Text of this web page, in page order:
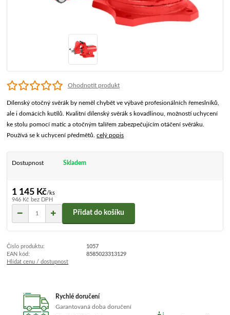
Ohodnotit produkt
Dílenský otočný svěrák by neměl chybět ve výbavě profesionálních řemeslníků,
ale i domácích kutilů. Kvalitní dílenský svěrák s kovadlinou, možností uchycení
ke stolu pomocí matic a otočným talířem zabezpečujícím otáčení svěráku.
Používá se k uchycení předmětů.celý popis
Dostupnost Skladem
1 145 Kč/ks
946 Kč bez DPH
Přidat do košíku
Číslo produktu:
1057
EAN kód:
8585023313129
Hlídat cenu / dostupnost
Rychlé doručení
Garantovaná doba doručení